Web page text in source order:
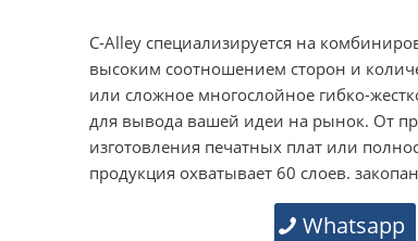
C-Alley специализируется на
высоким соотношением сторон и
или сложное многослойное гибко-
для вывода вашей идеи на рынок. От
изготовления печатных плат или
продукция охватывает 60 слоев.
Whatsapp